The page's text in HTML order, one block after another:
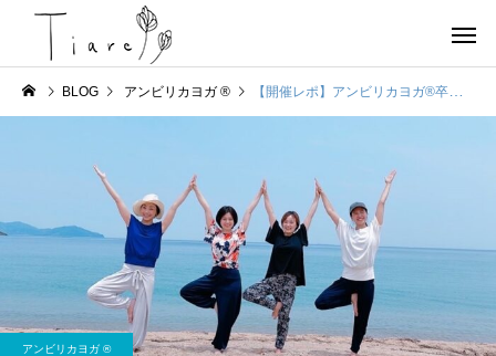
お店情報
京都北部 宮津で唯一の女
OHAYOGA 25/7/27開
BLOG アンビリカヨガ ®︎ 【開催レポ】アンビリカヨガ®卒業生研修リトリート
アンビリカヨガ ®︎